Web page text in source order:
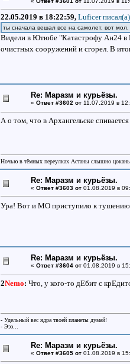
22.05.2019 в 18:22:59, Luficer писал(a)
ты сначала вешал все на самолет, вот мол,
Видели в Ютюбе "Катастрофу Ан24 в
очистных сооружений и сгорел. В
Re: Маразм и курьёзы.
« Ответ #3602 от11.07.2019 в
А о том, что в Архангельске
Ночью в тёмных переулках Астаны слышно
Re: Маразм и курьёзы.
« Ответ #3603 от01.08.2019 в
Ура! Вот и МО приступило к
Re: Маразм и курьёзы.
« Ответ #3604 от01.08.2019 в
2Nemo: Что, у кого-то дЕбит с
- Удельный вес ядра твоей планеты думай!
- Эээ...
Re: Маразм и курьёзы.
« Ответ #3605 от01.08.2019 в